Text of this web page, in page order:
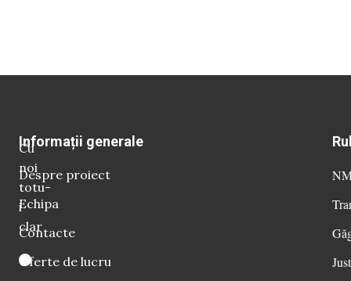
Cu
noi
totu-
i
clar
Informații generale
Despre proiect
Echipa
Contacte
Oferte de lucru